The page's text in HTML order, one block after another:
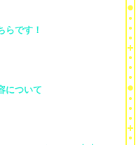
らです！
について